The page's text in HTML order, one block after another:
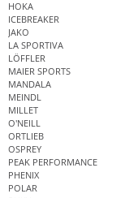
HOKA
ICEBREAKER
JAKO
LA SPORTIVA
LÖFFLER
MAIER SPORTS
MANDALA
MEINDL
MILLET
O'NEILL
ORTLIEB
OSPREY
PEAK PERFORMANCE
PHENIX
POLAR